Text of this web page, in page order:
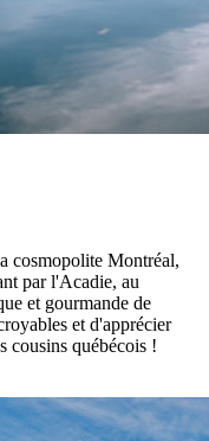
cosmopolite Montréal,
par l'Acadie, au
et gourmande de
et d'apprécier
cousins québécois !